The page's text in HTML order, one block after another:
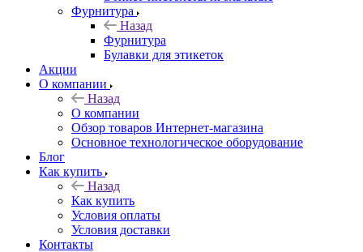
Фурнитура
Назад
Фурнитура
Булавки для этикеток
Акции
О компании
Назад
О компании
Обзор товаров Интернет-магазина
Основное технологическое оборудование
Блог
Как купить
Назад
Как купить
Условия оплаты
Условия доставки
Контакты